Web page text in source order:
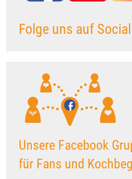
Folge uns auf
Unsere Facebook
für Fans und